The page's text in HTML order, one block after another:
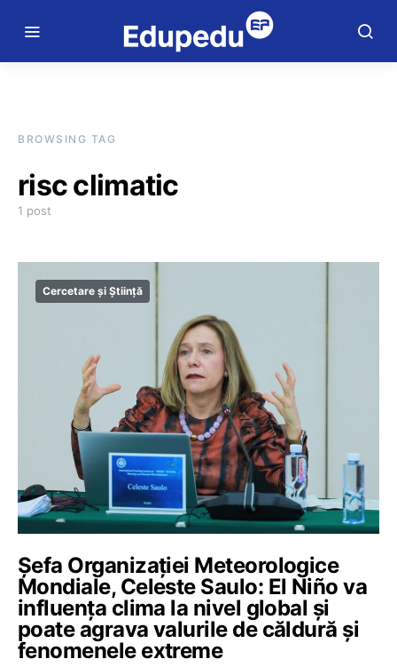
BROWSING TAG
risc climatic
1 post
Cercetare și Știință
Șefa Organizației Meteorologice
Mondiale, Celeste Saulo: El Niño va
influența clima la nivel global și
poate agrava valurile de căldură și
fenomenele extreme